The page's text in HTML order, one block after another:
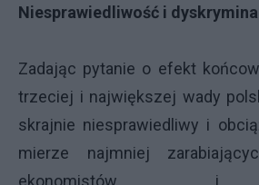
Niesprawiedliwość i
Zadając pytanie o efekt
trzeciej i największej wady
skrajnie niesprawiedliwy i
mierze najmniej
ekonomistów i